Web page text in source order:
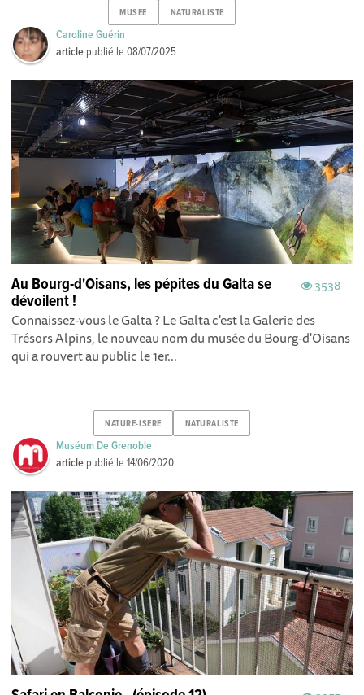
MUSEE NATURALISTE
Caroline Guérin
article publié le08/07/2025
3538
Au Bourg-d'Oisans, les pépites du Galta se
dévoilent !
Connaissez-vous le Galta ? Le Galta c'est la Galerie des
Trésors Alpins, le nouveau nom du musée du Bourg-d'Oisans
qui a rouvert au public le 1er...
NATURE-ISERE NATURALISTE
Muséum De Grenoble
article publié le14/06/2020